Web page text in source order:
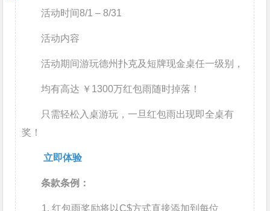
活动时间8/1 – 8/31
活动内容
活动期间游玩德州扑克及短牌现金桌任一级别，
均有高达 ￥1300万红包雨随时掉落！
只需轻松入桌游玩，一旦红包雨出现即全桌有
奖！
立即体验
条款条例：
红包雨奖励将以C$方式直接添加到每位